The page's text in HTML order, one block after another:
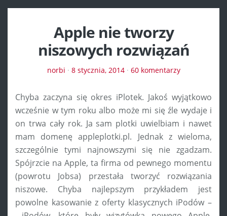
Apple nie tworzy
niszowych rozwiązań
norbi · 8 stycznia, 2014· 60 komentarzy
Chyba zaczyna się okres iPlotek. Jakoś wyjątkowo
wcześnie w tym roku albo może mi się źle wydaje i
on trwa cały rok. Ja sam plotki uwielbiam i nawet
mam domenę appleplotki.pl. Jednak z wieloma,
szczególnie tymi najnowszymi się nie zgadzam.
Spójrzcie na Apple, ta firma od pewnego momentu
(powrotu Jobsa) przestała tworzyć rozwiązania
niszowe. Chyba najlepszym przykładem jest
powolne kasowanie z oferty klasycznych iPodów –